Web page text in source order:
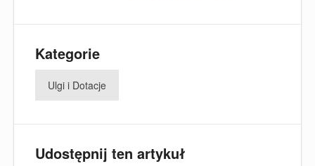
Kategorie
Ulgi i Dotacje
Udostępnij ten artykuł